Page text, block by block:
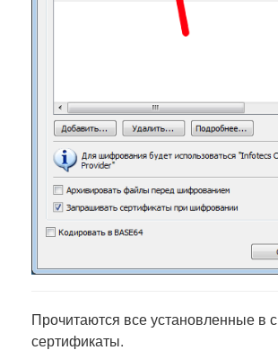
Прочитаются все установленные в
сертификаты.